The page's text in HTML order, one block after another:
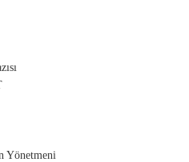
Yönetmeni